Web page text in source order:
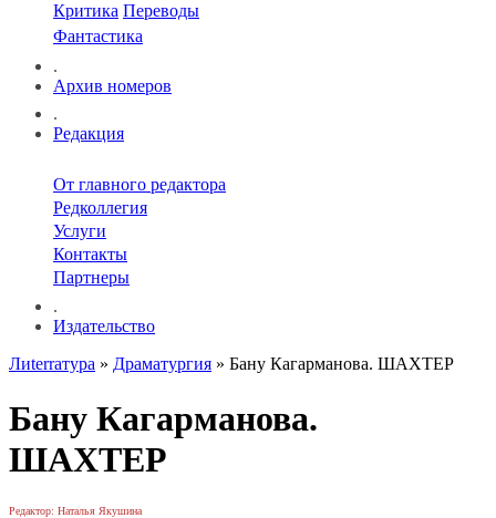
Критика Переводы
Фантастика
.
Архив номеров
.
Редакция
От главного редактора
Редколлегия
Услуги
Контакты
Партнеры
.
Издательство
Лиterraтура » Драматургия » Бану Кагарманова. ШАХТЕР
Бану Кагарманова.
ШАХТЕР
Редактор: Наталья Якушина